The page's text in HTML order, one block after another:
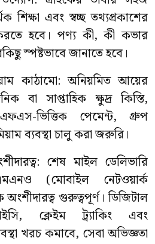
শিক্ষা এবং স্বচ্ছ তথ্যপ্রকাশের
করতে হবে। পণ্য কী, কী কভার
স্পষ্টভাবে জানাতে হবে।
কাঠামো: অনিয়মিত আয়ের
বা সাপ্তাহিক ক্ষুদ্র কিস্তি,
ভিত্তিক পেমেন্ট, গ্রুপ
ব্যবস্থা চালু করা জরুরি।
শেষ মাইল ডেলিভারি
(মোবাইল নেটওয়ার্ক
গুরুত্বপূর্ণ। ডিজিটাল
ক্লেইম ট্র্যাকিং এবং
খরচ কমাবে, সেবা অভিজ্ঞতা